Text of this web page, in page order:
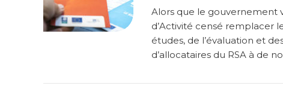
Alors que le gouvernement
d’Activité censé remplacer
études, de l’évaluation et
d’allocataires du RSA à de